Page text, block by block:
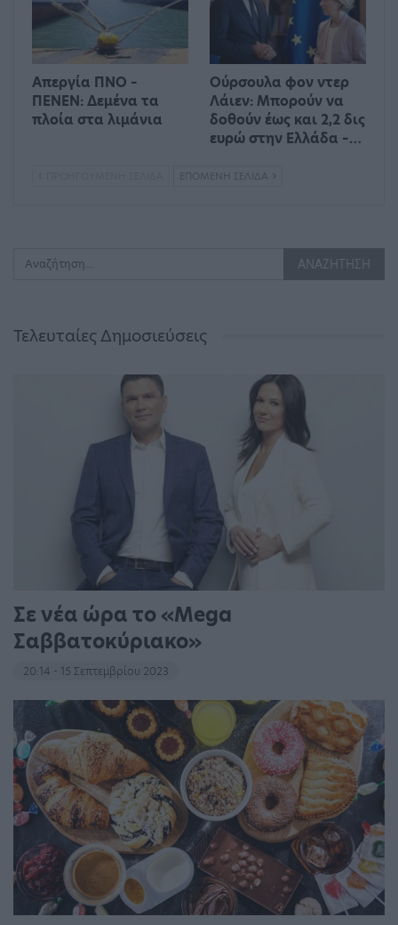
Απεργία ΠΝΟ –
ΠΕΝΕΝ: Δεμένα τα
πλοία στα λιμάνια
Ούρσουλα φον ντερ
Λάιεν: Μπορούν να
δοθούν έως και 2,2 δις
ευρώ στην Ελλάδα –…
ΕΠΌΜΕΝΗ ΣΕΛΊΔΑ
Τελευταίες Δημοσιεύσεις
Σε νέα ώρα το «Mega
Σαββατοκύριακο»
20:14 - 15 Σεπτεμβρίου 2023